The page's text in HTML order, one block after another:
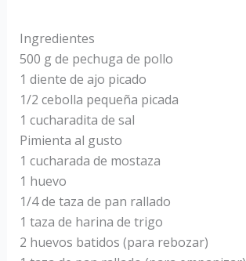
Ingredientes
500 g de pechuga de pollo
1 diente de ajo picado
1/2 cebolla pequeña picada
1 cucharadita de sal
Pimienta al gusto
1 cucharada de mostaza
1 huevo
1/4 de taza de pan rallado
1 taza de harina de trigo
2 huevos batidos (para rebozar)